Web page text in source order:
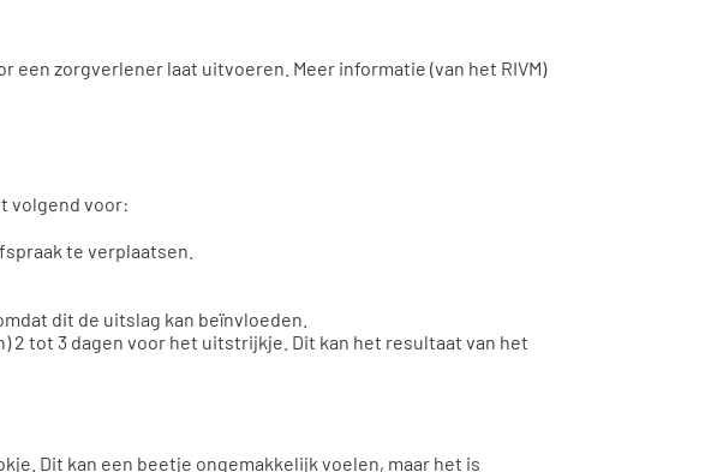
zorgverlener laat uitvoeren. Meer informatie (van het RIVM)
volgend voor:
te verplaatsen.
dit de uitslag kan beïnvloeden.
2 tot 3 dagen voor het uitstrijkje. Dit kan het resultaat van het
Dit kan een beetje ongemakkelijk voelen, maar het is